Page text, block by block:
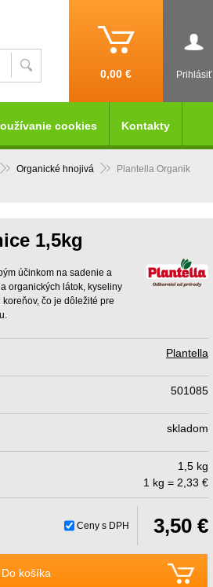
Prihlásiť
0,00 €
Organické hnojivá
Plantella Organik
1,5kg
účinkom na sadenie a
organických látok, kyseliny
čo je dôležité pre
Plantella
501085
skladom
1,5 kg
1 kg = 2,33 €
Ceny s DPH 3,50 €
Do košíka
cookies Kontakty